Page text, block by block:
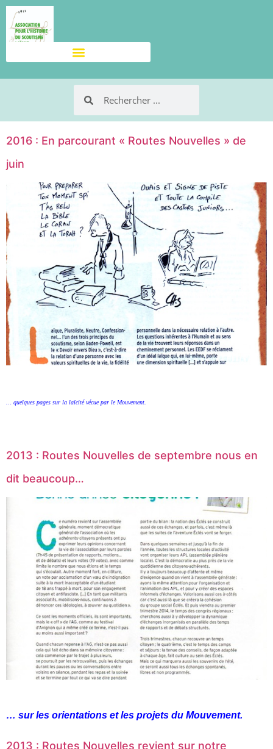
2016 : En parcourant « Routes Nouvelles » de
juin
… quelques pages sur la laïcité vécue par le Mouvement.
2013 : Routes Nouvelles de septembre nous en
dit beaucoup…
… sur les orientations et les projets du Mouvement.
2013 : Routes Nouvelles revient sur notre